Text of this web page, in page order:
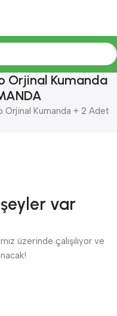
Orjinal Kumanda
Orjinal Kumanda + 2 Adet
var
üzerinde çalışılıyor ve